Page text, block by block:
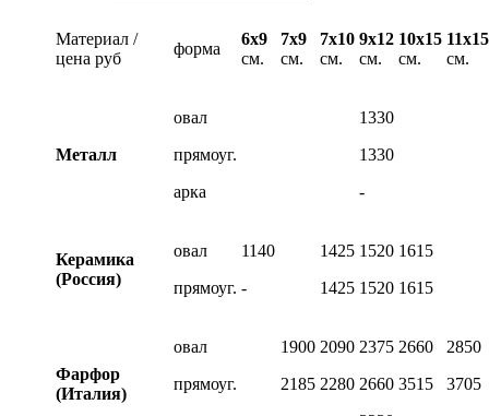
Материал /
цена руб
форма
6х9
см.
7х9
см.
7х10
см.
9х12
см.
10х15
см.
11х15
см.
Металл
овал
прямоуг.
арка
1330
1330
-
Керамика
(Россия)
овал
прямоуг.
1140
-
1425
1425
1520
1520
1615
1615
Фарфор
(Италия)
овал
прямоуг.
1900
2185
2090
2280
2375
2660
2660
3515
2850
3705